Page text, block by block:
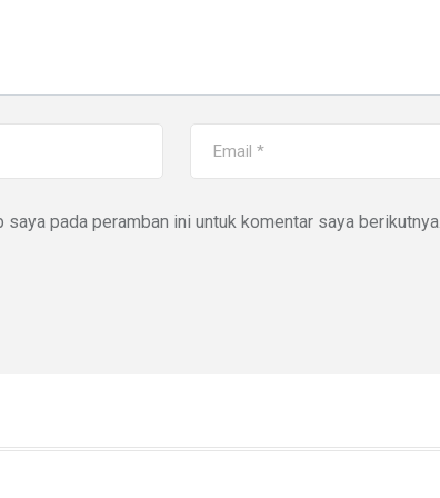
pada peramban ini untuk komentar saya berikutnya.